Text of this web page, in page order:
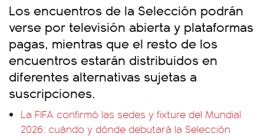
Los encuentros de la Selección podrán
verse por televisión abierta y plataformas
pagas, mientras que el resto de los
encuentros estarán distribuidos en
diferentes alternativas sujetas a
suscripciones.
La FIFA confirmó las sedes y fixture del Mundial
2026: cuándo y dónde debutará la Selección